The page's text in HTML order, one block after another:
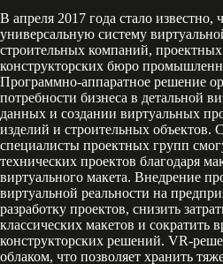
В апреля 2017 года стало известно,
универсальную систему
строительных компаний,
конструкторских бюро
Программно-аппаратное решение
потребности бизнеса в детальной
данных и создании виртуальных
изделий и строительных
специалисты проектных групп
технических проектов благодаря
виртуального макета. Внедрение
виртуальной реальности на
разработку проектов, снизить
классических макетов и сократить
конструкторских решений. VR-
облаком, что позволяет хранить